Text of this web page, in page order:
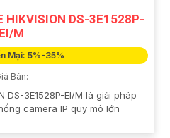
HIKVISION DS-3E1528P-
EI/M
Mại: 5%-35%
Bán:
DS-3E1528P-EI/M là giải pháp
camera IP quy mô lớn